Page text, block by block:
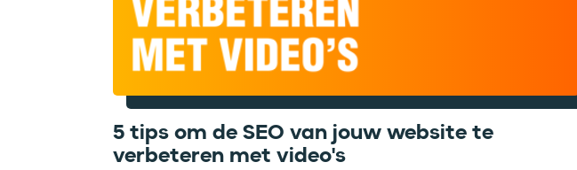
5 tips om de SEO van jouw website te
verbeteren met video's